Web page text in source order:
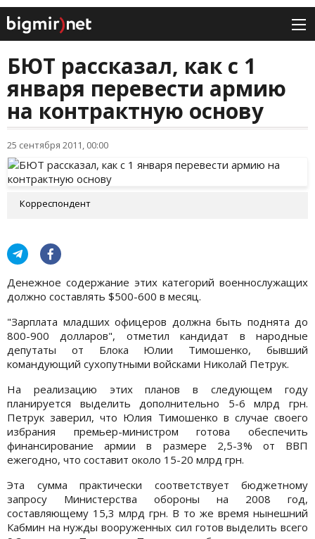
БЮТ рассказал, как с 1
января перевести армию
на контрактную основу
25 сентября 2011, 00:00
Корреспондент
Денежное содержание этих категорий военнослужащих
должно составлять $500-600 в месяц.
"Зарплата младших офицеров должна быть поднята до
800-900 долларов", отметил кандидат в народные
депутаты от Блока Юлии Тимошенко, бывший
командующий сухопутными войсками Николай Петрук.
На реализацию этих планов в следующем году
планируется выделить дополнительно 5-6 млрд грн.
Петрук заверил, что Юлия Тимошенко в случае своего
избрания премьер-министром готова обеспечить
финансирование армии в размере 2,5-3% от ВВП
ежегодно, что составит около 15-20 млрд грн.
Эта сумма практически соответствует бюджетному
запросу Министерства обороны на 2008 год,
составляющему 15,3 млрд грн. В то же время нынешний
Кабмин на нужды вооруженных сил готов выделить всего